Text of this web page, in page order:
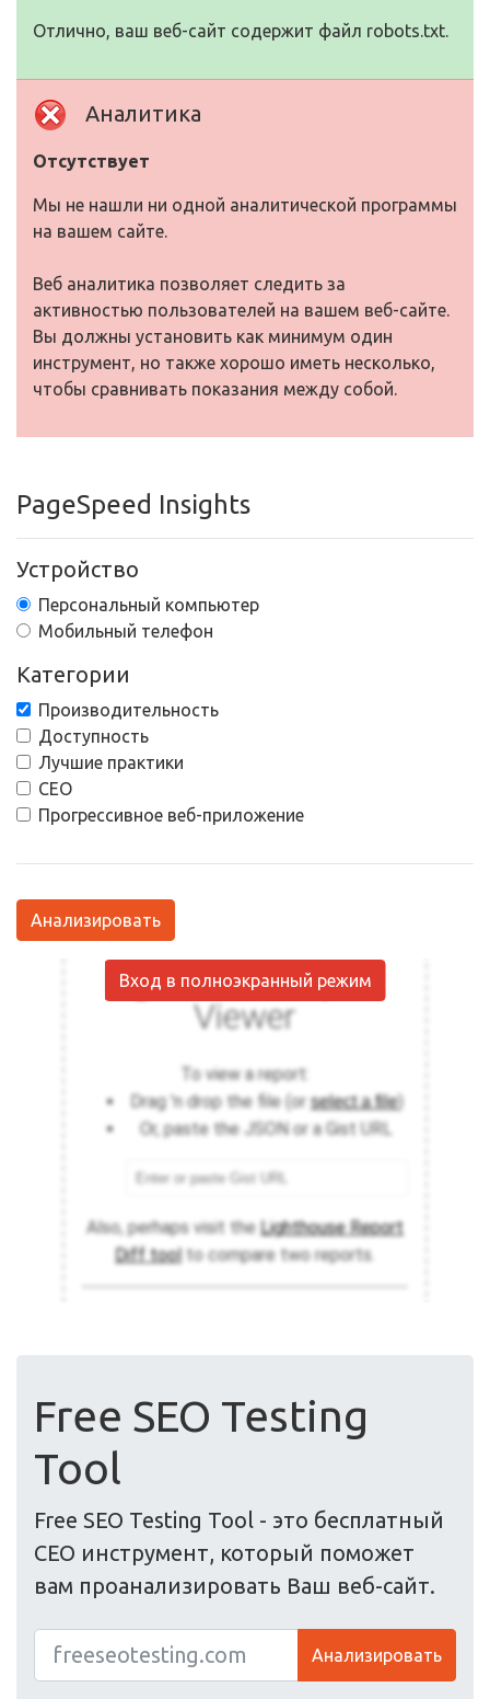
Отлично, ваш веб-сайт содержит файл robots.txt.
Аналитика
Отсутствует
Мы не нашли ни одной аналитической программы
на вашем сайте.
Веб аналитика позволяет следить за
активностью пользователей на вашем веб-сайте.
Вы должны установить как минимум один
инструмент, но также хорошо иметь несколько,
чтобы сравнивать показания между собой.
PageSpeed Insights
Устройство
Персональный компьютер
Мобильный телефон
Категории
Производительность
Доступность
Лучшие практики
СЕО
Прогрессивное веб-приложение
Анализировать
Вход в полноэкранный режим
Free SEO Testing
Tool
Free SEO Testing Tool - это бесплатный
СЕО инструмент, который поможет
вам проанализировать Ваш веб-сайт.
Анализировать